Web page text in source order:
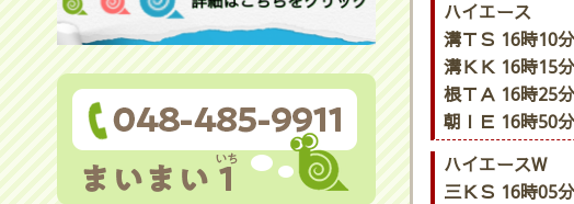
ハイエース
溝ＴＳ 16時10分
溝ＫＫ 16時15分
根ＴＡ 16時25分
朝ＩＥ 16時50分
ハイエースW
三ＫＳ 16時05分